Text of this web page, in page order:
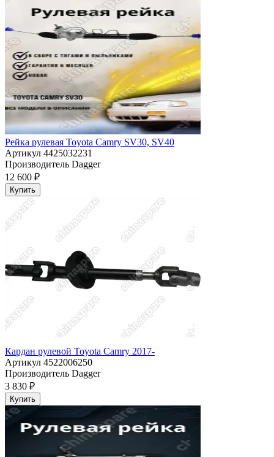
Рейка рулевая Toyota Camry SV30, SV40
Артикул 4425032231
Производитель Dagger
12 600 ₽
Купить
Кардан рулевой Toyota Camry 2017-
Артикул 4522006250
Производитель Dagger
3 830 ₽
Купить